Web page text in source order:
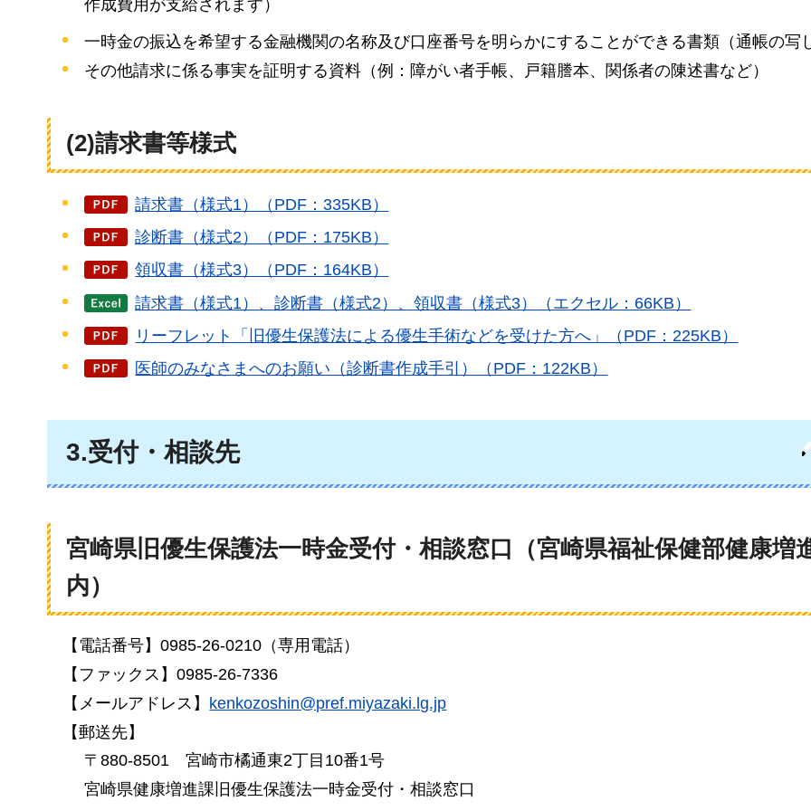
作成費用が支給されます）
一時金の振込を希望する金融機関の名称及び口座番号を明らかにすることができる書類（通帳の写
その他請求に係る事実を証明する資料（例：障がい者手帳、戸籍謄本、関係者の陳述書など）
(2)請求書等様式
請求書（様式1）（PDF：335KB）
診断書（様式2）（PDF：175KB）
領収書（様式3）（PDF：164KB）
請求書（様式1）、診断書（様式2）、領収書（様式3）（エクセル：66KB）
リーフレット「旧優生保護法による優生手術などを受けた方へ」（PDF：225KB）
医師のみなさまへのお願い（診断書作成手引）（PDF：122KB）
3.受付・相談先
宮崎県旧優生保護法一時金受付・相談窓口（宮崎県福祉保健部健康増
内）
【電話番号】0985-26-0210（専用電話）
【ファックス】0985-26-7336
【メールアドレス】 kenkozoshin@pref.miyazaki.lg.jp
【郵送先】
〒880-8501
宮崎市橘通東2丁目10番1号
宮崎県健康増進課旧優生保護法一時金受付・相談窓口